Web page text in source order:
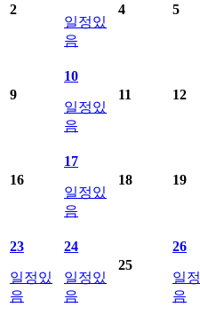
2
일정있
음
4 5
9
10
일정있
음
11 12
16
17
일정있
음
18 19
23
일정있
음
24
일정있
음
25
26
일
음